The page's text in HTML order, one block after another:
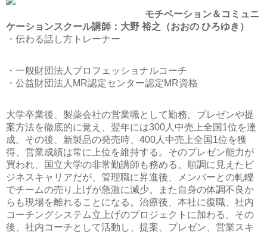
モチベーション＆コミュニ
ケーションスクール講師：大野 裕之（おおの ひろゆき）
・伝わる話し方トレーナー
・一般財団法人プロフェッショナルコーチ
・公益財団法人MR認定センター認定MR資格
大学卒業後、製薬会社の営業職として勤務。プレゼンや提
案方法を徹底的に覚え、翌年には300人中売上全国1位を達
成。その後、新製品の発売時、400人中売上全国1位を獲
得、営業成績は常に上位を維持する。そのプレゼン能力が
買われ、国立大学の非常勤講師も務める。順調に見えたビ
ジネスキャリアだが、管理職に昇進後、メンバーとの軋轢
でチームの売り上げが急激に減少。また自身の体調不良か
らも現場を離れることになる。治療後、本社に復職、社内
コーチングシステム立上げのプロジェクトに加わる。その
後、社内コーチとして活動し、提案、プレゼン、営業スキ